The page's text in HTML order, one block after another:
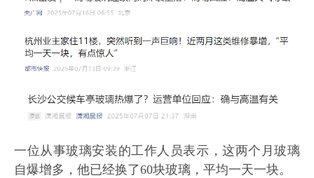
一位从事玻璃安装的工作人员表示，这两个月玻璃
自爆增多，他已经换了60块玻璃，平均一天一块。